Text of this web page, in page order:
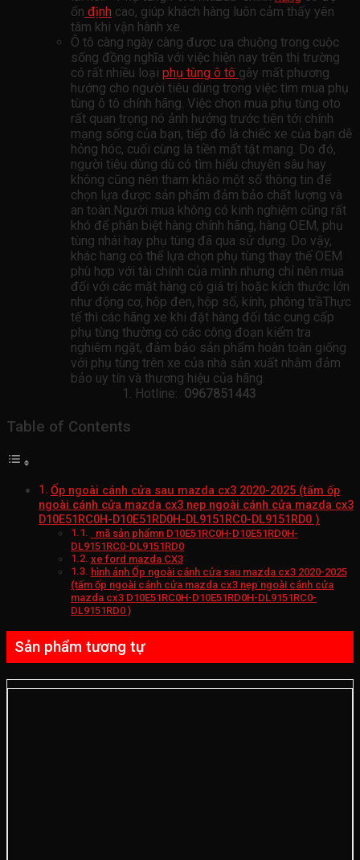
ổn định cao, giúp khách hàng luôn cảm thấy yên
tâm khi vận hành xe.
Ô tô càng ngày càng được ưa chuộng trong cuộc
sống đồng nghĩa với việc hiện nay trên thị trường
có rất nhiều loại phụ tùng ô tô gây mất phương
hướng cho người tiêu dùng trong việc tìm mua phụ
tùng ô tô chính hãng. Việc chọn mua phụ tùng oto
rất quan trọng nó ảnh hưởng trước tiên tới chính
mạng sống của bạn, tiếp đó là chiếc xe của bạn dễ
hỏng hóc, cuối cùng là tiền mất tật mang. Do đó,
người tiêu dùng dù có tìm hiểu chuyên sâu hay
không cũng nên tham khảo một số thông tin để
chọn lựa được sản phẩm đảm bảo chất lượng và
an toàn.Người mua không có kinh nghiệm cũng rất
khó để phân biệt hàng chính hãng, hàng OEM, phụ
tùng nhái hay phụ tùng đã qua sử dụng. Do vậy,
khác hang có thể lựa chọn phụ tùng thay thế OEM
phù hợp với tài chính của mình nhưng chỉ nên mua
đối với các mặt hàng có giá trị hoặc kích thước lớn
như động cơ, hộp đen, hộp số, kính, phông trầThực
tế thì các hãng xe khi đặt hàng đối tác cung cấp
phụ tùng thường có các công đoạn kiểm tra
nghiêm ngặt, đảm bảo sản phẩm hoàn toàn giống
với phụ tùng trên xe của nhà sản xuất nhằm đảm
bảo uy tín và thương hiệu của hãng.
Hotline: 0967851443
Table of Contents
Ốp ngoài cánh cửa sau mazda cx3 2020-2025 (tấm ốp
ngoài cánh cửa mazda cx3 nẹp ngoài cánh cửa mazda cx3
D10E51RC0H-D10E51RD0H-DL9151RC0-DL9151RD0 )
mã sản phẩmn D10E51RC0H-D10E51RD0H-
DL9151RC0-DL9151RD0
xe ford mazda CX3
hình ảnh Ốp ngoài cánh cửa sau mazda cx3 2020-2025
(tấm ốp ngoài cánh cửa mazda cx3 nẹp ngoài cánh cửa
mazda cx3 D10E51RC0H-D10E51RD0H-DL9151RC0-
DL9151RD0 )
Sản phẩm tương tự